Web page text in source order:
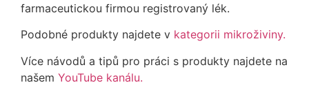
farmaceutickou firmou registrovaný lék.
Podobné produkty najdete v kategorii mikroživiny.
Více návodů a tipů pro práci s produkty najdete na
našem YouTube kanálu.